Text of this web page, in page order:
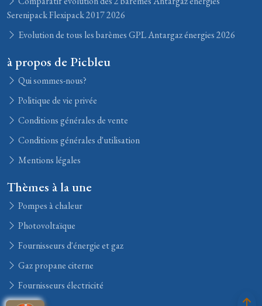
Serenipack Flexipack 2017 2026
Evolution de tous les barèmes GPL Antargaz énergies 2026
à propos de Picbleu
Qui sommes-nous?
Politique de vie privée
Conditions générales de vente
Conditions générales d'utilisation
Mentions légales
Thèmes à la une
Pompes à chaleur
Photovoltaïque
Fournisseurs d'énergie et gaz
Gaz propane citerne
Fournisseurs électricité